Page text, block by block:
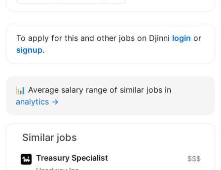
To apply for this and other jobs on Djinni login or
signup.
📊 Average salary range of similar jobs in
analytics →
Similar jobs
Treasury Specialist $$$